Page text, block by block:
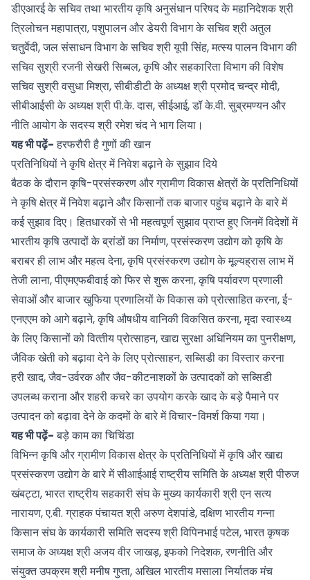
डीएआरई के सचिव तथा भारतीय कृषि अनुसंधान परिषद के महानिदेशक श्री
त्रिलोचन महापात्रा, पशुपालन और डेयरी विभाग के सचिव श्री अतुल
चतुर्वेदी, जल संसाधन विभाग के सचिव श्री यूपी सिंह, मत्स्य पालन विभाग की
सचिव सुश्री रजनी सेखरी सिब्बल, कृषि और सहकारिता विभाग की विशेष
सचिव सुश्री वसुधा मिश्रा, सीबीडीटी के अध्‍यक्ष श्री प्रमोद चन्द्र मोदी,
सीबीआईसी के अध्‍यक्ष श्री पी.के. दास, सीईआई, डॉ के.वी. सुब्रमण्यन और
नीति आयोग के सदस्‍य श्री रमेश चंद ने भाग लिया।
यह भी पढ़ें- हरफरौरी है गुणों की खान
प्रतिनिधियों ने कृषि क्षेत्र में निवेश बढ़ाने के सुझाव दिये
बैठक के दौरान कृषि-प्रसंस्करण और ग्रामीण विकास क्षेत्रों के प्रतिनिधियों
ने कृषि क्षेत्र में निवेश बढ़ाने और किसानों तक बाजार पहुंच बढ़ाने के बारे में
कई सुझाव दिए। हितधारकों से भी महत्वपूर्ण सुझाव प्राप्त हुए जिनमें विदेशों में
भारतीय कृषि उत्पादों के ब्रांडों का निर्माण, प्रसंस्करण उद्योग को कृषि के
बराबर ही लाभ और महत्व देना, कृषि प्रसंस्करण उद्योग के मूल्यह्रास लाभ में
तेजी लाना, पीएमएफबीवाई को फिर से शुरू करना, कृषि पर्यावरण प्रणाली
सेवाओं और बाजार खुफिया प्रणालियों के विकास को प्रोत्साहित करना, ई-
एनएएम को आगे बढ़ाने, कृषि औषधीय वानिकी विकसित करना, मृदा स्वास्थ्य
के लिए किसानों को वित्‍तीय प्रोत्साहन, खाद्य सुरक्षा अधिनियम का पुनरीक्षण,
जैविक खेती को बढ़ावा देने के लिए प्रोत्साहन, सब्सिडी का विस्तार करना
हरी खाद, जैव-उर्वरक और जैव-कीटनाशकों के उत्पादकों को सब्सिडी
उपलब्‍ध कराना और शहरी कचरे का उपयोग करके खाद के बड़े पैमाने पर
उत्पादन को बढ़ावा देने के कदमों के बारे में विचार-विमर्श किया गया।
यह भी पढ़ें- बड़े काम का चिचिंडा
विभिन्न कृषि और ग्रामीण विकास क्षेत्र के प्रतिनिधियों में कृषि और खाद्य
प्रसंस्करण उद्योग के बारे में सीआईआई राष्‍ट्रीय समिति के अध्यक्ष श्री पीरुज
खंबट्टा, भारत राष्ट्रीय सहकारी संघ के मुख्य कार्यकारी श्री एन सत्य
नारायण, ए.बी. ग्राहक पंचायत श्री अरुण देशपांडे, दक्षिण भारतीय गन्ना
किसान संघ के कार्यकारी समिति सदस्य श्री विपिनभाई पटेल, भारत कृषक
समाज के अध्यक्ष श्री अजय वीर जाखड़, इफको निदेशक, रणनीति और
संयुक्त उपक्रम श्री मनीष गुप्ता, अखिल भारतीय मसाला निर्यातक मंच